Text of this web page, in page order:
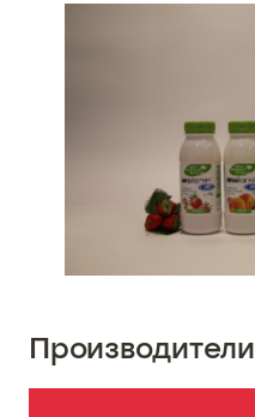
Производители